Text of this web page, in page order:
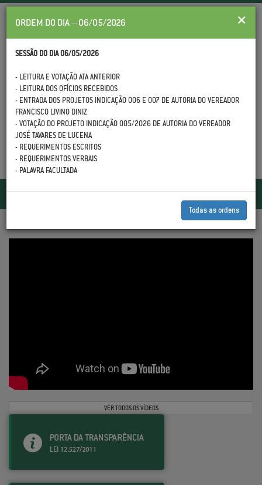
Toggle
VER TODOS OS VÍDEOS
×
ORDEM DO DIA – 06/05/2026
SESSÃO DO DIA 06/05/2026
- LEITURA E VOTAÇÃO ATA ANTERIOR
- LEITURA DOS OFÍCIOS RECEBIDOS
- ENTRADA DOS PROJETOS INDICAÇÃO 006 E 007 DE AUTORIA DO VEREADOR
FRANCISCO LIVINO DINIZ
- VOTAÇÃO DO PROJETO INDICAÇÃO 005/2026 DE AUTORIA DO VEREADOR
JOSÉ TAVARES DE LUCENA
- REQUERIMENTOS ESCRITOS
- REQUERIMENTOS VERBAIS
- PALAVRA FACULTADA
Todas as ordens